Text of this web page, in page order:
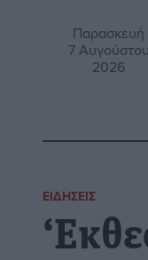
Παρασκευή
7 Αυγούστου
2026
ΕΙΔΉΣΕΙΣ